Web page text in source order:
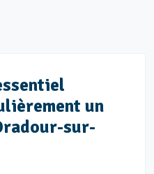
un
sur-